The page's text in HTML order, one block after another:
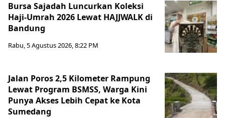
Bursa Sajadah Luncurkan Koleksi
Haji-Umrah 2026 Lewat HAJJWALK di
Bandung
Rabu, 5 Agustus 2026, 8:22 PM
Jalan Poros 2,5 Kilometer Rampung
Lewat Program BSMSS, Warga Kini
Punya Akses Lebih Cepat ke Kota
Sumedang